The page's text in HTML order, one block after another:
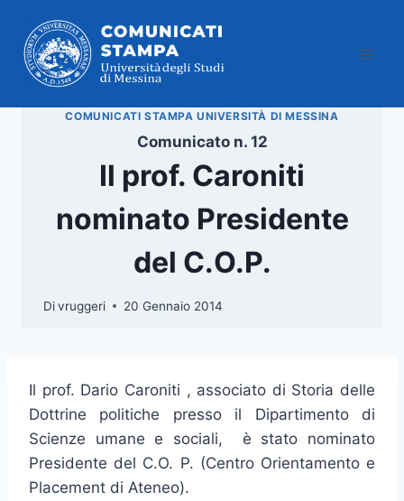
contenuto
COMUNICATI STAMPA UNIVERSITÀ DI MESSINA
Comunicato n. 12
Il prof. Caroniti
nominato Presidente
del C.O.P.
Divruggeri 20 Gennaio 2014
Il prof. Dario Caroniti , associato di Storia delle
Dottrine politiche presso il Dipartimento di
Scienze umane e sociali, è stato nominato
Presidente del C.O. P. (Centro Orientamento e
Placement di Ateneo).